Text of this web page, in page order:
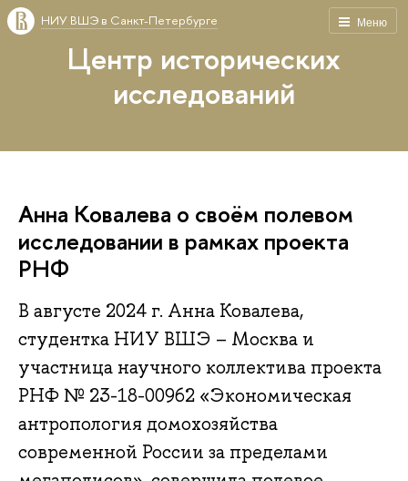
Меню
НИУ ВШЭ в Санкт-Петербурге
Центр исторических
исследований
Анна Ковалева о своём полевом
исследовании в рамках проекта
РНФ
В августе 2024 г. Анна Ковалева,
студентка НИУ ВШЭ – Москва и
участница научного коллектива проекта
РНФ № 23-18-00962 «Экономическая
антропология домохозяйства
современной России за пределами